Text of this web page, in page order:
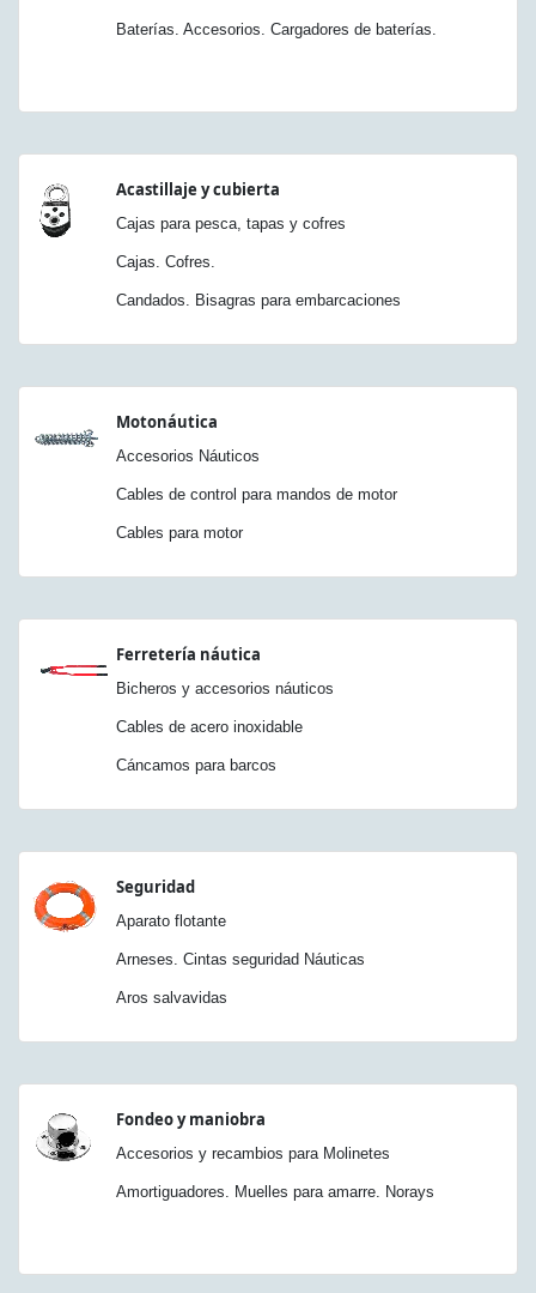
Baterías. Accesorios. Cargadores de baterías.
Acastillaje y cubierta
Cajas para pesca, tapas y cofres
Cajas. Cofres.
Candados. Bisagras para embarcaciones
Motonáutica
Accesorios Náuticos
Cables de control para mandos de motor
Cables para motor
Ferretería náutica
Bicheros y accesorios náuticos
Cables de acero inoxidable
Cáncamos para barcos
Seguridad
Aparato flotante
Arneses. Cintas seguridad Náuticas
Aros salvavidas
Fondeo y maniobra
Accesorios y recambios para Molinetes
Amortiguadores. Muelles para amarre. Norays